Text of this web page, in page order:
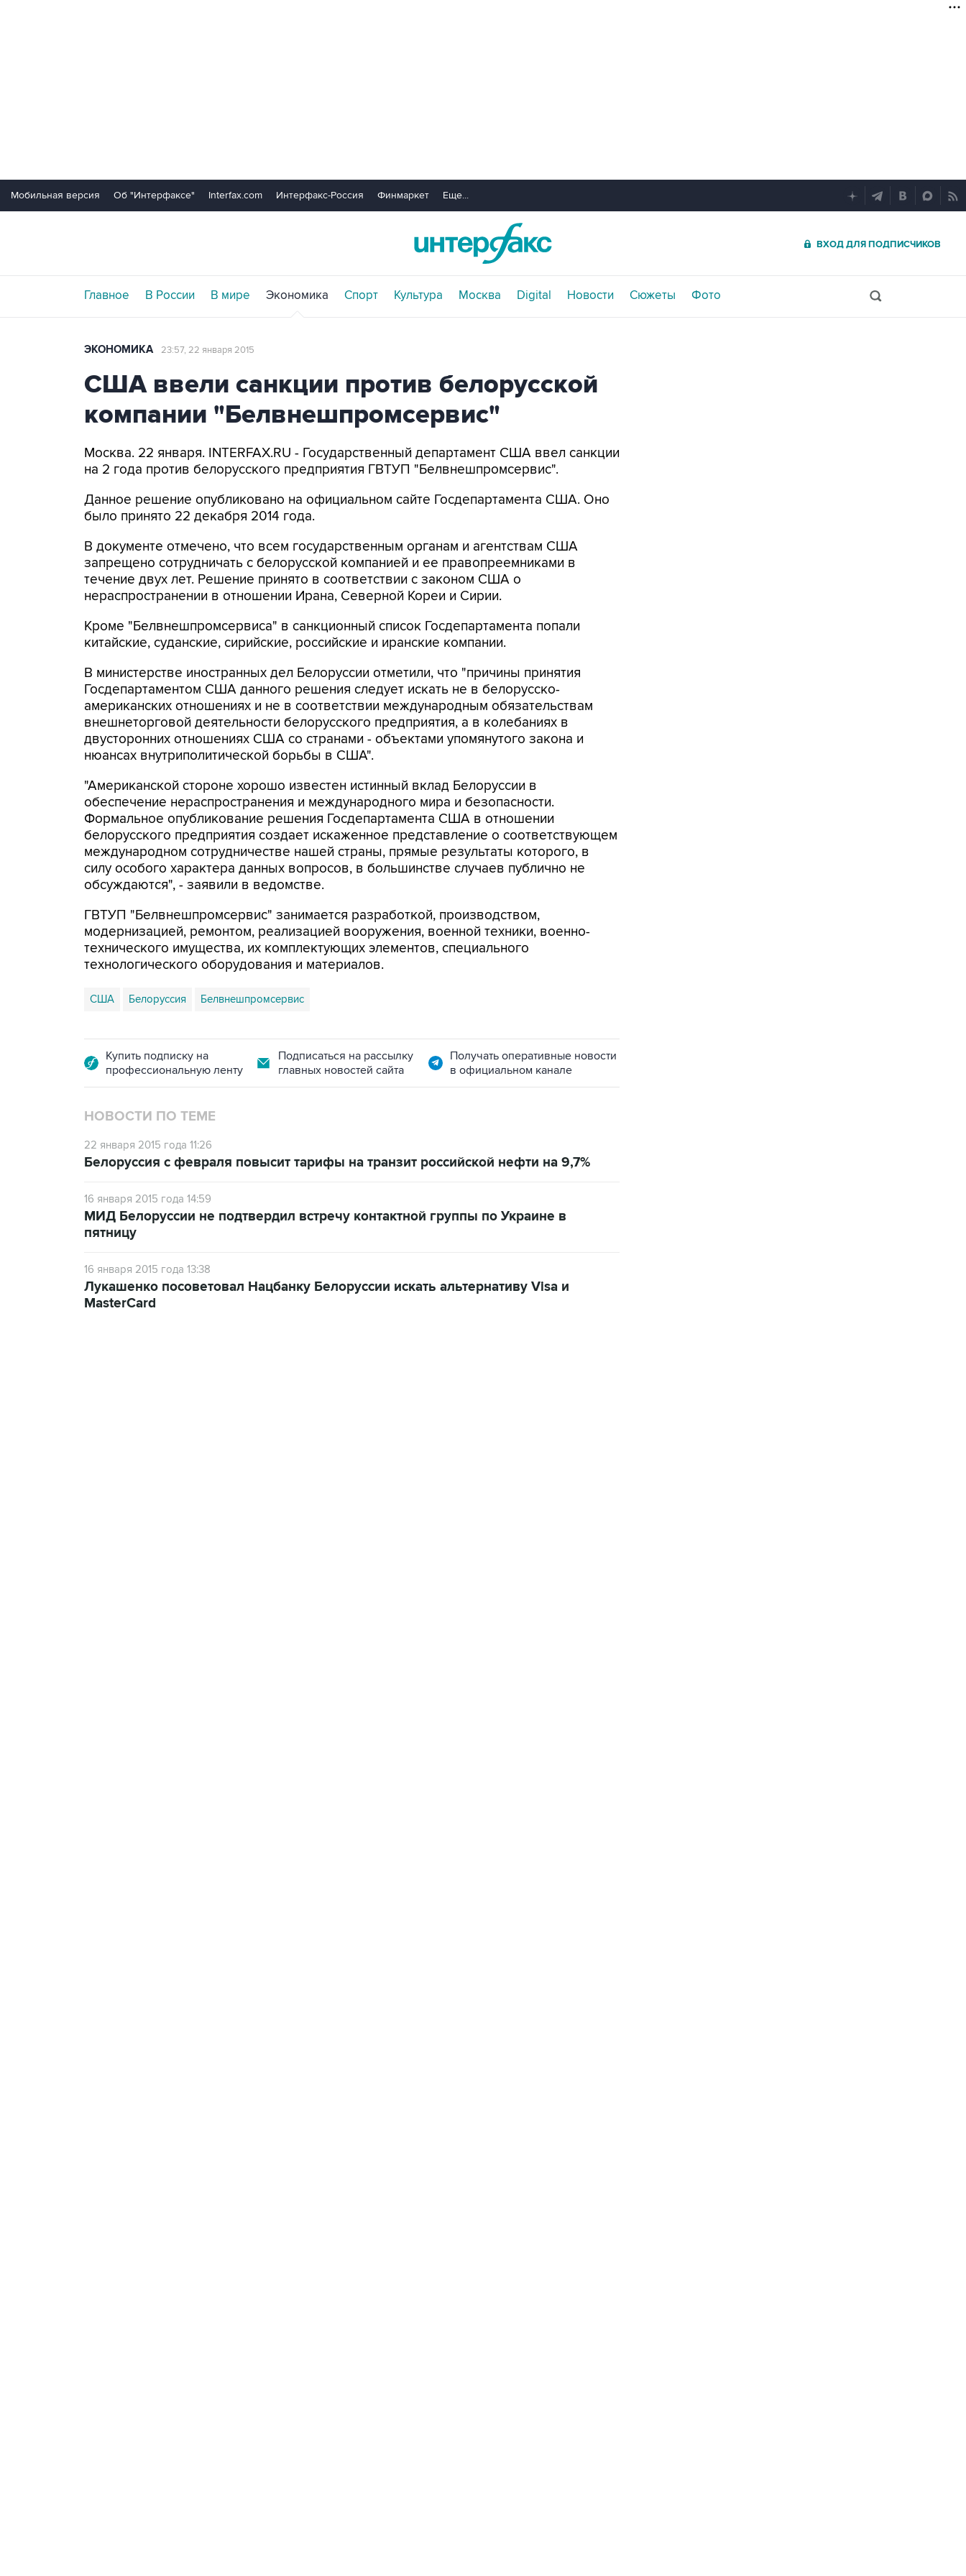
Мобильная версия Об "Интерфаксе" Interfax.com Интерфакс-Россия Финмаркет Еще...
ВХОД ДЛЯ ПОДПИСЧИКОВ
Главное В России В мире Экономика Спорт Культура Москва Digital Новости Сюжеты Фото
ЭКОНОМИКА 23:57, 22 января 2015
США ввели санкции против белорусской
компании "Белвнешпромсервис"
Москва. 22 января. INTERFAX.RU - Государственный департамент США ввел санкции
на 2 года против белорусского предприятия ГВТУП "Белвнешпромсервис".
Данное решение опубликовано на официальном сайте Госдепартамента США. Оно
было принято 22 декабря 2014 года.
В документе отмечено, что всем государственным органам и агентствам США
запрещено сотрудничать с белорусской компанией и ее правопреемниками в
течение двух лет. Решение принято в соответствии с законом США о
нераспространении в отношении Ирана, Северной Кореи и Сирии.
Кроме "Белвнешпромсервиса" в санкционный список Госдепартамента попали
китайские, суданские, сирийские, российские и иранские компании.
В министерстве иностранных дел Белоруссии отметили, что "причины принятия
Госдепартаментом США данного решения следует искать не в белорусско-
американских отношениях и не в соответствии международным обязательствам
внешнеторговой деятельности белорусского предприятия, а в колебаниях в
двусторонних отношениях США со странами - объектами упомянутого закона и
нюансах внутриполитической борьбы в США".
"Американской стороне хорошо известен истинный вклад Белоруссии в
обеспечение нераспространения и международного мира и безопасности.
Формальное опубликование решения Госдепартамента США в отношении
белорусского предприятия создает искаженное представление о соответствующем
международном сотрудничестве нашей страны, прямые результаты которого, в
силу особого характера данных вопросов, в большинстве случаев публично не
обсуждаются", - заявили в ведомстве.
ГВТУП "Белвнешпромсервис" занимается разработкой, производством,
модернизацией, ремонтом, реализацией вооружения, военной техники, военно-
технического имущества, их комплектующих элементов, специального
технологического оборудования и материалов.
США Белоруссия Белвнешпромсервис
Купить подписку на
профессиональную ленту
Подписаться на рассылку
главных новостей сайта
Получать оперативные новости
в официальном канале
НОВОСТИ ПО ТЕМЕ
22 января 2015 года 11:26
Белоруссия с февраля повысит тарифы на транзит российской нефти на 9,7%
16 января 2015 года 14:59
МИД Белоруссии не подтвердил встречу контактной группы по Украине в
пятницу
16 января 2015 года 13:38
Лукашенко посоветовал Нацбанку Белоруссии искать альтернативу Visa и
MasterCard